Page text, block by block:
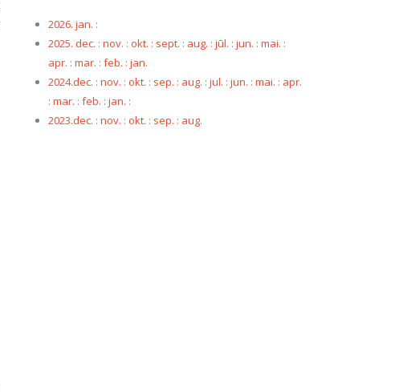
2026. jan. :
2025. dec. : nov. : okt. : sept. : aug. : jūl. : jun. : mai. :
apr. : mar. : feb. : jan.
2024.dec. : nov. : okt. : sep. : aug. : jul. : jun. : mai. : apr.
: mar. : feb. : jan. :
2023.dec. : nov. : okt. : sep. : aug.